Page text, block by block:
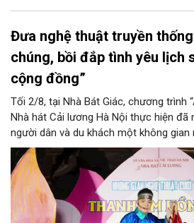
Đưa nghệ thuật truyền
chúng, bồi đắp tình yêu lịch
cộng đồng”
Tối 2/8, tại Nhà Bát Giác, chương trình
Nhà hát Cải lương Hà Nội thực hiện
người dân và du khách một không
những làn điệu cải lương, ca cổ, tân
hòa quyện trong không gian của phố
biệt, chương trình có sự giao lưu của
phương Nam, góp phần tạo nên cuộc
cảm xúc.